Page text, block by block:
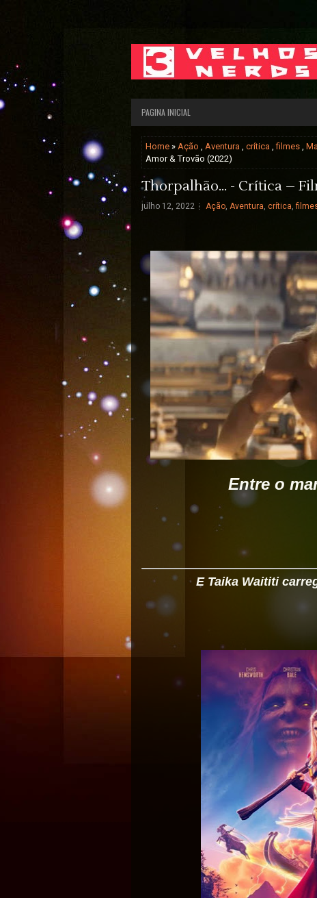
PAGINA INICIAL
Home » Ação , Aventura , crítica ,filmes ,
Amor & Trovão (2022)
Thorpalhão... - Crítica –
julho 12, 2022 Ação, Aventura, crítica,
Entre o
E Taika Waititi